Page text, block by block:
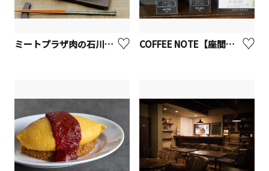
ミートプラザ肉の石川【座間市】 COFFEE NOTE【座間市】